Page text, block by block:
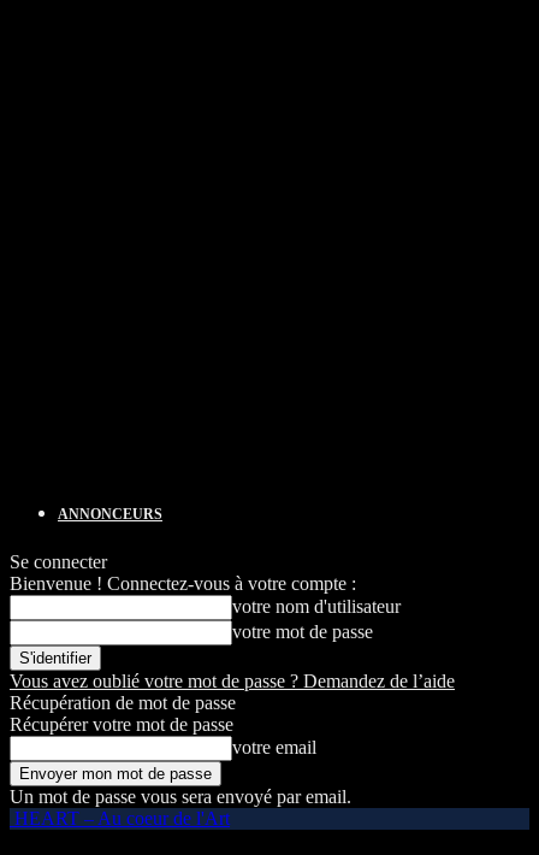
ANNONCEURS
Se connecter
Bienvenue ! Connectez-vous à votre compte :
votre nom d'utilisateur
votre mot de passe
Vous avez oublié votre mot de passe ? Demandez de l’aide
Récupération de mot de passe
Récupérer votre mot de passe
votre email
Un mot de passe vous sera envoyé par email.
HEART – Au coeur de l'Art